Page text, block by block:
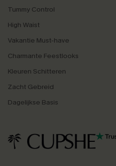
Tummy Control
High Waist
Vakantie Must-have
Charmante Feestlooks
Kleuren Schitteren
Zacht Gebreid
Dagelijkse Basis